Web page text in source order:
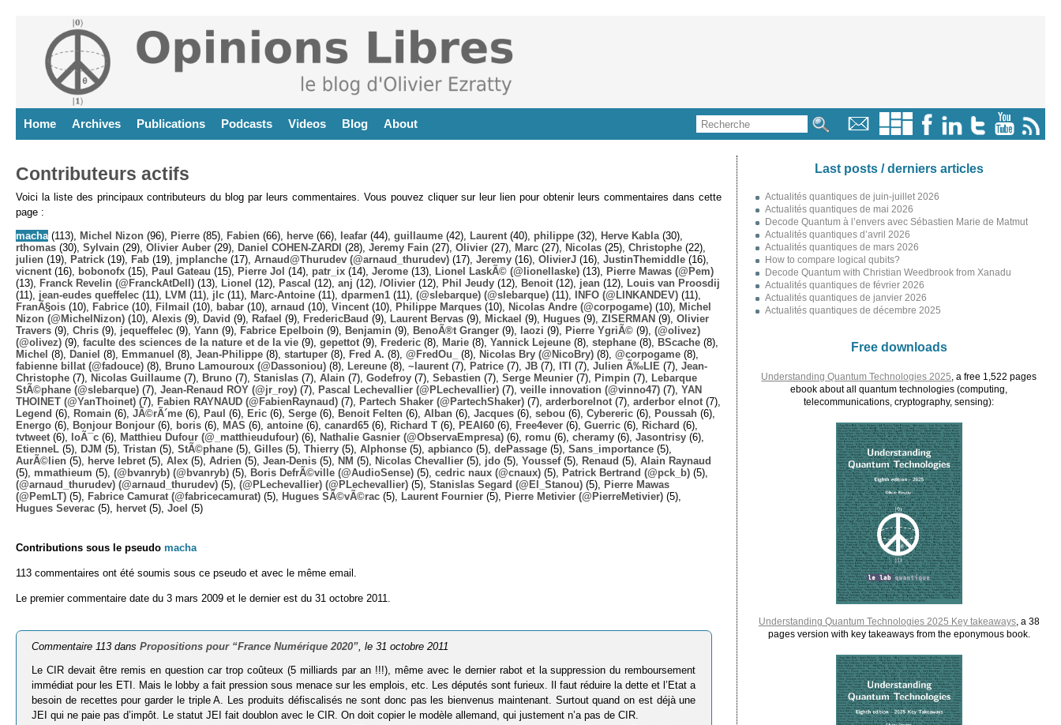
Home Archives Publications Podcasts Videos Blog About
Contributeurs actifs
Voici la liste des principaux contributeurs du blog par leurs commentaires. Vous pouvez cliquer sur leur lien pour obtenir leurs commentaires dans cette
page :
macha (113), Michel Nizon (96), Pierre (85), Fabien (66), herve (66), leafar (44), guillaume (42), Laurent (40), philippe (32), Herve Kabla (30),
rthomas (30), Sylvain (29), Olivier Auber (29), Daniel COHEN-ZARDI (28), Jeremy Fain (27), Olivier (27), Marc (27), Nicolas (25), Christophe (22),
julien (19), Patrick (19), Fab (19), jmplanche (17), Arnaud@Thurudev (@arnaud_thurudev) (17), Jeremy (16), OlivierJ (16), JustinThemiddle (16),
vicnent (16), bobonofx (15), Paul Gateau (15), Pierre Jol (14), patr_ix (14), Jerome (13), Lionel LaskÃ© (@lionellaske) (13),
Pierre Mawas (@Pem)
(13),
Franck Revelin (@FranckAtDell) (13), Lionel (12), Pascal (12), anj (12), /Olivier (12), Phil Jeudy (12), Benoit (12), jean (12),
Louis van Proosdij
(11), jean-eudes queffelec (11), LVM (11), jlc (11), Marc-Antoine (11), dparmen1 (11), (@slebarque) (@slebarque) (11), INFO (@LINKANDEV) (11),
FranÃ§ois (10), Fabrice (10), Filmail (10), babar (10), arnaud (10), Vincent (10), Philippe Marques (10), Nicolas Andre (@corpogame) (10),
Michel
Nizon (@MichelNizon) (10), Alexis (9), David (9), Rafael (9), FredericBaud (9), Laurent Bervas (9), Mickael (9), Hugues (9), ZISERMAN (9), Olivier
Travers (9), Chris (9), jequeffelec (9), Yann (9), Fabrice Epelboin (9), Benjamin (9), BenoÃ®t Granger (9), laozi (9), Pierre YgriÃ© (9), (@olivez)
(@olivez) (9), faculte des sciences de la nature et de la vie (9), gepettot (9), Frederic (8), Marie (8), Yannick Lejeune (8), stephane (8), BScache (8),
Michel (8), Daniel (8), Emmanuel (8), Jean-Philippe (8), startuper (8), Fred A. (8), @FredOu_ (8), Nicolas Bry (@NicoBry) (8), @corpogame (8),
fabienne billat (@fadouce) (8), Bruno Lamouroux (@Dassoniou) (8), Lereune (8), ~laurent (7), Patrice (7), JB (7), ITI (7), Julien Ã‰LIE (7), Jean-
Christophe (7), Nicolas Guillaume (7), Bruno (7), Stanislas (7), Alain (7), Godefroy (7), Sebastien (7), Serge Meunier (7), Pimpin (7),
Lebarque
StÃ©phane (@slebarque) (7), Jean-Renaud ROY (@jr_roy) (7), Pascal Lechevallier (@PLechevallier) (7), veille innovation (@vinno47) (7), YAN
THOINET (@YanThoinet) (7), Fabien RAYNAUD (@FabienRaynaud) (7), Partech Shaker (@PartechShaker) (7), arderborelnot (7), arderbor elnot (7),
Legend (6), Romain (6), JÃ©rÃ´me (6), Paul (6), Eric (6), Serge (6), Benoit Felten (6), Alban (6), Jacques (6), sebou (6), Cybereric (6), Poussah (6),
Energo (6), Bonjour Bonjour (6), boris (6), MAS (6), antoine (6), canard65 (6), Richard T (6), PEAI60 (6), Free4ever (6), Guerric (6), Richard (6),
tvtweet (6), loÃ¯c (6), Matthieu Dufour (@_matthieudufour) (6), Nathalie Gasnier (@ObservaEmpresa) (6), romu (6), cheramy (6), Jasontrisy (6),
EtienneL (5), DJM (5), Tristan (5), StÃ©phane (5), Gilles (5), Thierry (5), Alphonse (5), apbianco (5), dePassage (5), Sans_importance (5),
AurÃ©lien (5), herve lebret (5), Alex (5), Adrien (5), Jean-Denis (5), NM (5), Nicolas Chevallier (5), jdo (5), Youssef(5), Renaud (5), Alain Raynaud
(5), mmathieum (5), (@bvanryb) (@bvanryb) (5), Boris DefrÃ©ville (@AudioSense) (5), cedric naux (@cnaux) (5), Patrick Bertrand (@pck_b) (5),
(@arnaud_thurudev) (@arnaud_thurudev) (5), (@PLechevallier) (@PLechevallier) (5), Stanislas Segard (@El_Stanou) (5),
Pierre Mawas
(@PemLT) (5), Fabrice Camurat (@fabricecamurat) (5), Hugues SÃ©vÃ©rac (5), Laurent Fournier (5), Pierre Metivier (@PierreMetivier) (5),
Hugues Severac (5), hervet (5), Joel (5)
Contributions sous le pseudo macha
113 commentaires ont été soumis sous ce pseudo et avec le même email.
Le premier commentaire date du 3 mars 2009 et le dernier est du 31 octobre 2011.
Commentaire 113 dansPropositions pour “France Numérique 2020”, le 31 octobre 2011
Le CIR devait être remis en question car trop coûteux (5 milliards par an !!!), même avec le dernier rabot et la suppression du remboursement
immédiat pour les ETI. Mais le lobby a fait pression sous menace sur les emplois, etc. Les députés sont furieux. Il faut réduire la dette et l’Etat a
besoin de recettes pour garder le triple A. Les produits défiscalisés ne sont donc pas les bienvenus maintenant. Surtout quand on est déjà une
JEI qui ne paie pas d’impôt. Le statut JEI fait doublon avec le CIR. On doit copier le modèle allemand, qui justement n’a pas de CIR.
Last posts / derniers articles
Actualités quantiques de juin-juillet 2026
Actualités quantiques de mai 2026
Decode Quantum à l’envers avec Sébastien Marie de Matmut
Actualités quantiques d’avril 2026
Actualités quantiques de mars 2026
How to compare logical qubits?
Decode Quantum with Christian Weedbrook from Xanadu
Actualités quantiques de février 2026
Actualités quantiques de janvier 2026
Actualités quantiques de décembre 2025
Free downloads
Understanding Quantum Technologies 2025 , a free 1,522 pages
ebook about all quantum technologies (computing,
telecommunications, cryptography, sensing):
Understanding Quantum Technologies 2025 Key takeaways, a 38
pages version with key takeaways from the eponymous book.